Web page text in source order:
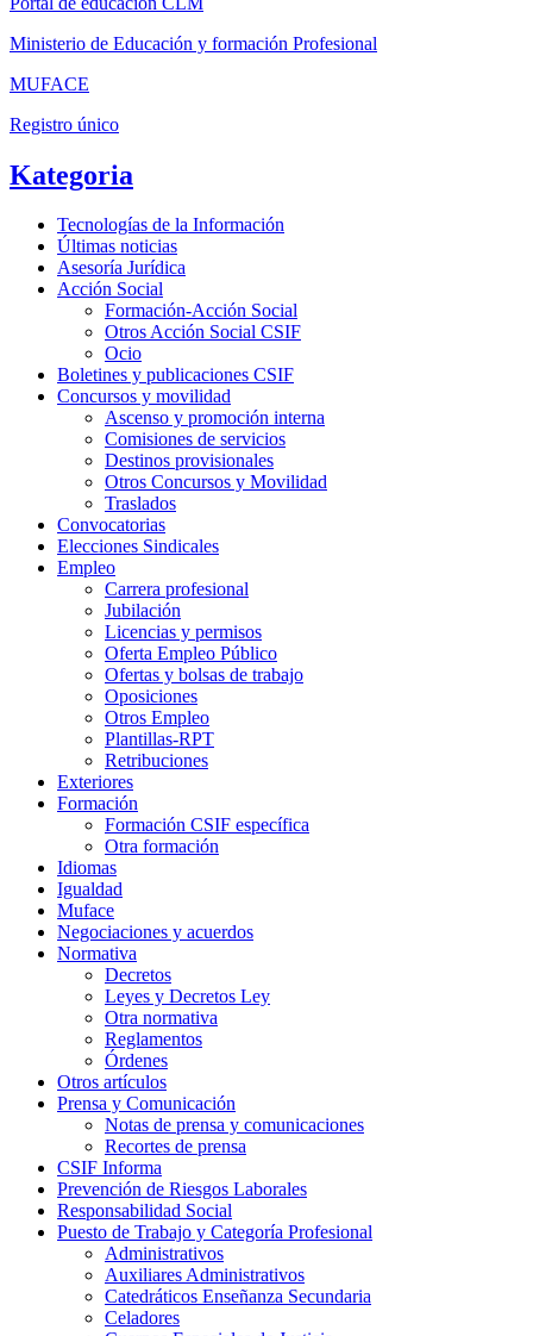
Ministerio de Educación y formación Profesional
MUFACE
Registro único
Kategoria
Tecnologías de la Información
Últimas noticias
Asesoría Jurídica
Acción Social
Formación-Acción Social
Otros Acción Social CSIF
Ocio
Boletines y publicaciones CSIF
Concursos y movilidad
Ascenso y promoción interna
Comisiones de servicios
Destinos provisionales
Otros Concursos y Movilidad
Traslados
Convocatorias
Elecciones Sindicales
Empleo
Carrera profesional
Jubilación
Licencias y permisos
Oferta Empleo Público
Ofertas y bolsas de trabajo
Oposiciones
Otros Empleo
Plantillas-RPT
Retribuciones
Exteriores
Formación
Formación CSIF específica
Otra formación
Idiomas
Igualdad
Muface
Negociaciones y acuerdos
Normativa
Decretos
Leyes y Decretos Ley
Otra normativa
Reglamentos
Órdenes
Otros artículos
Prensa y Comunicación
Notas de prensa y comunicaciones
Recortes de prensa
CSIF Informa
Prevención de Riesgos Laborales
Responsabilidad Social
Puesto de Trabajo y Categoría Profesional
Administrativos
Auxiliares Administrativos
Catedráticos Enseñanza Secundaria
Celadores